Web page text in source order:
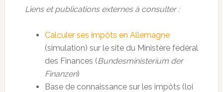
Liens et publications externes à consulter :
Calculer ses impôts en Allemagne
(simulation) sur le site du Ministère fédéral
des Finances (Bundesministerium der
Finanzen)
Base de connaissance sur les impôts (loi